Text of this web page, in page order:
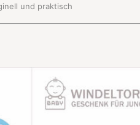
und praktisch